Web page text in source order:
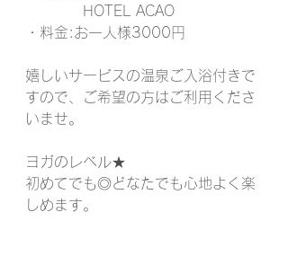
HOTEL ACAO
・料金:お一人様3000円
嬉しいサービスの温泉ご入浴付きで
すので、ご希望の方はご利用くださ
いませ。
ヨガのレベル★
初めてでも◎どなたでも心地よく楽
しめます。